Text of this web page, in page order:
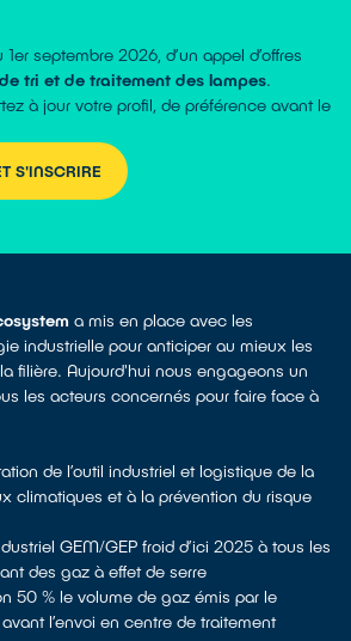
septembre 2026, d’un appel d’offres
tri et de traitement des lampes.
à jour votre profil, de préférence avant le
S'INSCRIRE
a mis en place avec les
industrielle pour anticiper au mieux les
filière. Aujourd'hui nous engageons un
les acteurs concernés pour faire face à
de l’outil industriel et logistique de la
climatiques et à la prévention du risque
GEM/GEP froid d’ici 2025 à tous les
des gaz à effet de serre
50 % le volume de gaz émis par le
l’envoi en centre de traitement